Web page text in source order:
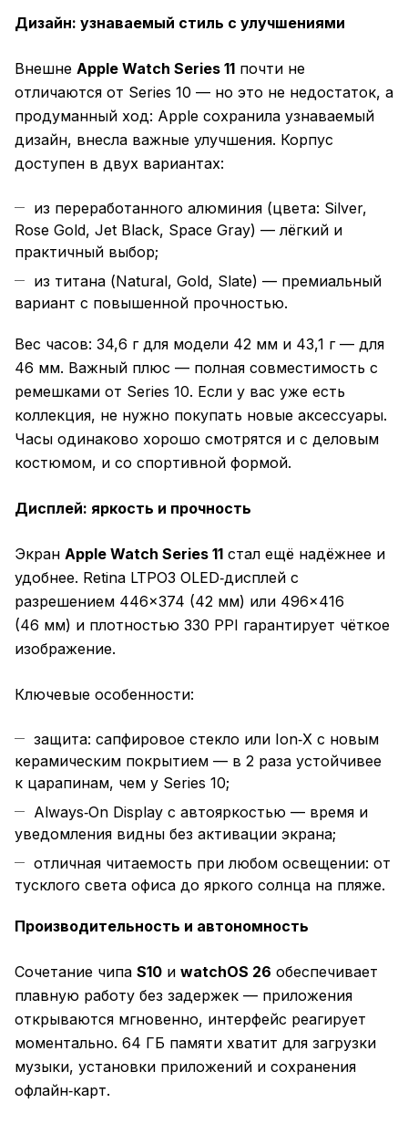
Дизайн: узнаваемый стиль с улучшениями
Внешне Apple Watch Series 11 почти не
отличаются от Series 10 — но это не недостаток, а
продуманный ход: Apple сохранила узнаваемый
дизайн, внесла важные улучшения. Корпус
доступен в двух вариантах:
из переработанного алюминия (цвета: Silver,
Rose Gold, Jet Black, Space Gray) — лёгкий и
практичный выбор;
из титана (Natural, Gold, Slate) — премиальный
вариант с повышенной прочностью.
Вес часов: 34,6 г для модели 42 мм и 43,1 г — для
46 мм. Важный плюс — полная совместимость с
ремешками от Series 10. Если у вас уже есть
коллекция, не нужно покупать новые аксессуары.
Часы одинаково хорошо смотрятся и с деловым
костюмом, и со спортивной формой.
Дисплей: яркость и прочность
Экран Apple Watch Series 11 стал ещё надёжнее и
удобнее. Retina LTPO3 OLED‑дисплей с
разрешением 446×374 (42 мм) или 496×416
(46 мм) и плотностью 330 PPI гарантирует чёткое
изображение.
Ключевые особенности:
защита: сапфировое стекло или Ion‑X с новым
керамическим покрытием — в 2 раза устойчивее
к царапинам, чем у Series 10;
Always‑On Display с автояркостью — время и
уведомления видны без активации экрана;
отличная читаемость при любом освещении: от
тусклого света офиса до яркого солнца на пляже.
Производительность и автономность
Сочетание чипа S10 и watchOS 26 обеспечивает
плавную работу без задержек — приложения
открываются мгновенно, интерфейс реагирует
моментально. 64 ГБ памяти хватит для загрузки
музыки, установки приложений и сохранения
офлайн‑карт.